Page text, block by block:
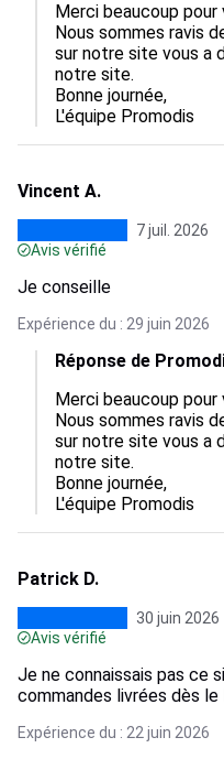
Merci beaucoup
Nous sommes ravis
sur notre site vous a
notre site.
Bonne journée,
L'équipe Promodis
Vincent A.
7 juil. 2026
Avis vérifié
Je conseille
Expérience du : 29 juin 2026
Réponse de
Merci beaucoup
Nous sommes ravis
sur notre site vous a
notre site.
Bonne journée,
L'équipe Promodis
Patrick D.
30 juin 2026
Avis vérifié
Je ne connaissais pas ce
commandes livrées dès le
Expérience du : 22 juin 2026